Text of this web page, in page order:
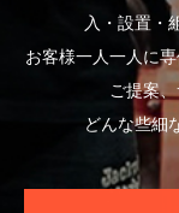
入・設置・
お客様一人一人に
ご提案
どんな些細